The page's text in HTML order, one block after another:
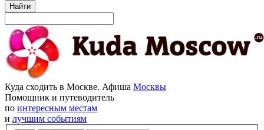
Найти
Куда сходить в Москве. Афиша Москвы
Помощник и путеводитель
по интересным местам
и лучшим событиям